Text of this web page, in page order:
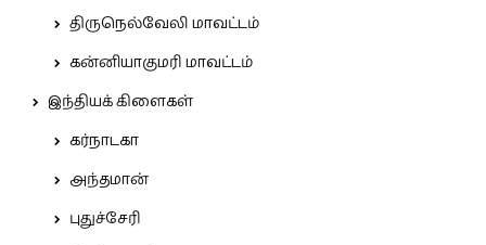
திருநெல்வேலி மாவட்டம்
கன்னியாகுமரி மாவட்டம்
இந்தியக் கிளைகள்
கர்நாடகா
அந்தமான்
புதுச்சேரி